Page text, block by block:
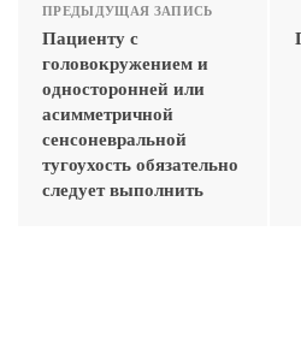
ПРЕДЫДУЩАЯ ЗАПИСЬ
Пациенту с
головокружением и
односторонней или
асимметричной
сенсоневральной
тугоухость обязательно
следует выполнить